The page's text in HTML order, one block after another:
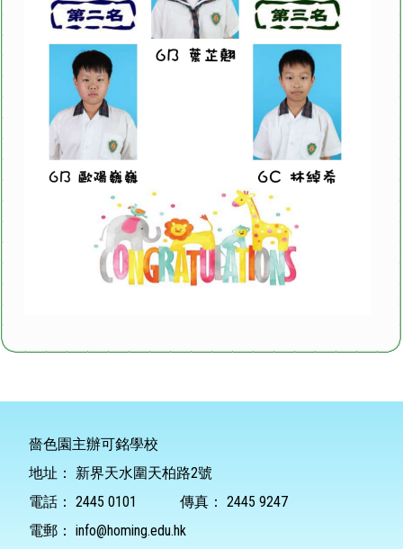
嗇色園主辦可銘學校
地址：
新界天水圍天柏路2號
電話： 2445 0101 傳真： 2445 9247
電郵： info@homing.edu.hk